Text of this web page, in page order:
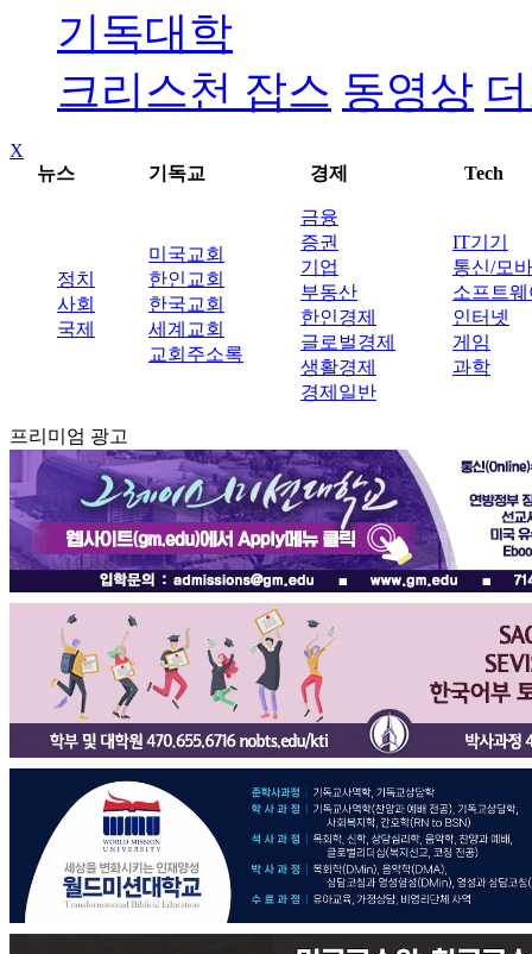
기독대학
크리스천 잡스 동영상
X
뉴스
기독교 경제 Tech
정치
사회
국제
미국교회
한인교회
한국교회
세계교회
교회주소록
금융
증권
기업
부동산
한인경제
글로벌경제
생활경제
경제일반
IT기기
통신/모
소프트웨
인터넷
게임
과학
프리미엄 광고